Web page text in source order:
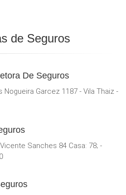
de Seguros
De Seguros
Nogueira Garcez 1187 - Vila Thaiz -
Sanches 84 Casa: 78; -